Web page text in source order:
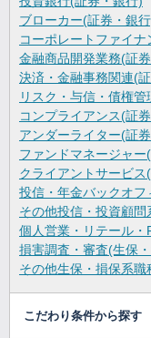
ブローカー(証券・銀
コーポレートファイ
金融商品開発業務(証
決済・金融事務関連(
リスク・与信・債権
コンプライアンス(証
アンダーライター(証
ファンドマネージャ
クライアントサービ
投信・年金バックオ
その他投信・投資顧問
個人営業・リテール・
損害調査・審査(生保
その他生保・損保系職
こだわり条件から探す